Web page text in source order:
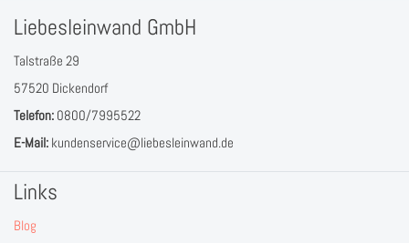
Liebesleinwand GmbH
Talstraße 29
57520 Dickendorf
Telefon: 0800/7995522
E-Mail: kundenservice@liebesleinwand.de
Links
Blog